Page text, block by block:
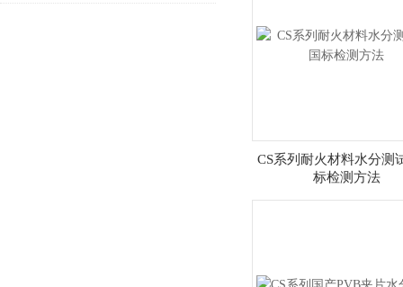
CS系列耐火材料水分测
标检测方法